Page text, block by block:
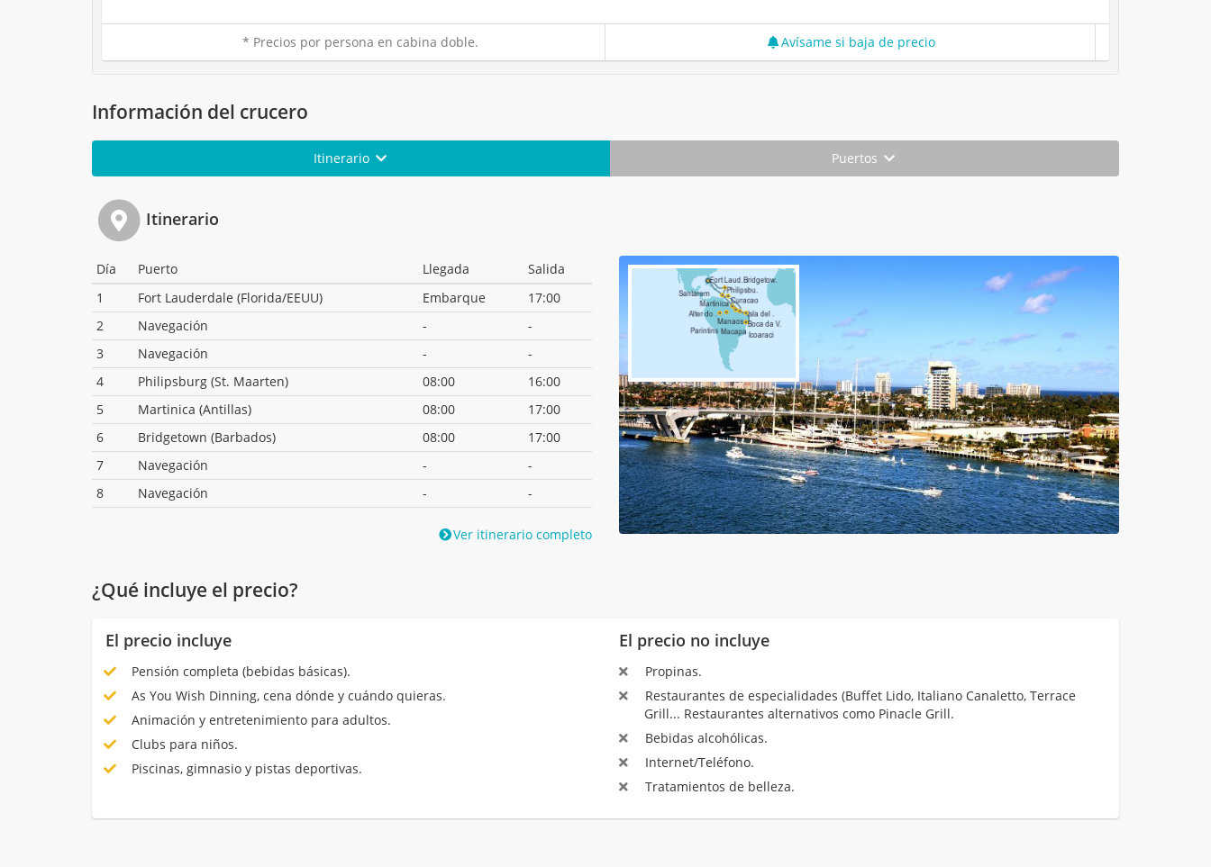
* Precios por persona en cabina doble. Avísame si baja de precio
Información del crucero
Itinerario Puertos
Itinerario
Día Puerto Llegada
Salida
1
Fort Lauderdale (Florida/EEUU) Embarque
17:00
2
Navegación -
-
3
Navegación -
-
4
Philipsburg (St. Maarten) 08:00
16:00
5
Martinica (Antillas) 08:00
17:00
6
Bridgetown (Barbados) 08:00
17:00
7
Navegación -
-
8
Navegación - -
Ver itinerario completo
¿Qué incluye el precio?
El precio incluye
Pensión completa (bebidas básicas).
As You Wish Dinning, cena dónde y cuándo quieras.
Animación y entretenimiento para adultos.
Clubs para niños.
Piscinas, gimnasio y pistas deportivas.
El precio no incluye
Propinas.
Restaurantes de especialidades (Buffet Lido, Italiano Canaletto, Terrace
Grill... Restaurantes alternativos como Pinacle Grill.
Bebidas alcohólicas.
Internet/Teléfono.
Tratamientos de belleza.